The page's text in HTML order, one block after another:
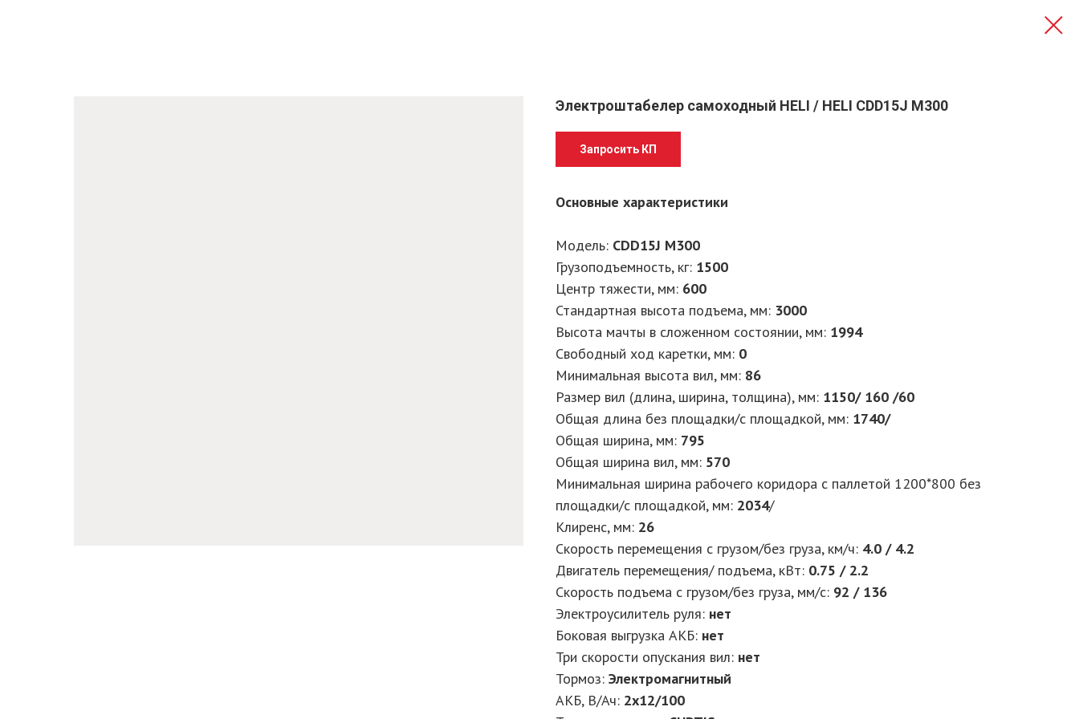
Электроштабелер самоходный HELI / HELI CDD15J M300
Запросить КП
Основные характеристики
Модель: CDD15J M300
Грузоподъемность, кг: 1500
Центр тяжести, мм: 600
Стандартная высота подъема, мм: 3000
Высота мачты в сложенном состоянии, мм: 1994
Свободный ход каретки, мм: 0
Минимальная высота вил, мм: 86
Размер вил (длина, ширина, толщина), мм: 1150/ 160 /60
Общая длина без площадки/с площадкой, мм: 1740/
Общая ширина, мм: 795
Общая ширина вил, мм: 570
Минимальная ширина рабочего коридора с паллетой 1200*800 без
площадки/с площадкой, мм: 2034/
Клиренс, мм: 26
Скорость перемещения с грузом/без груза, км/ч: 4.0 / 4.2
Двигатель перемещения/ подъема, кВт: 0.75 / 2.2
Скорость подъема с грузом/без груза, мм/с: 92 / 136
Электроусилитель руля: нет
Боковая выгрузка АКБ: нет
Три скорости опускания вил: нет
Тормоз: Электромагнитный
АКБ, В/Ач: 2x12/100